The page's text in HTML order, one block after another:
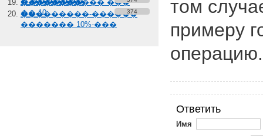
����������� ���
��-10
���������-������
������� 10%-���
374
том
примеру
операцию.
Ответить
Имя